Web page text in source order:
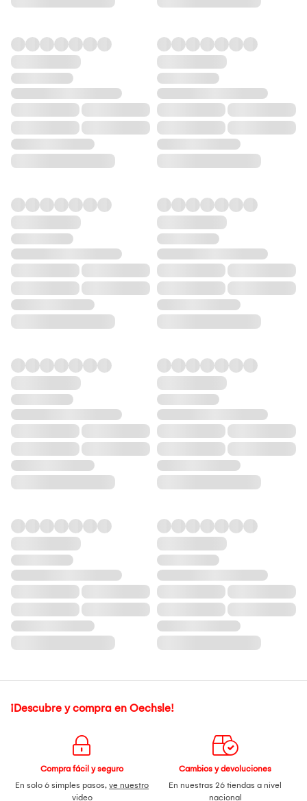
¡Descubre y compra en Oechsle!
Compra fácil y seguro
En solo 6 simples pasos, ve nuestro
video
Cambios y devoluciones
En nuestras 26 tiendas a nivel
nacional